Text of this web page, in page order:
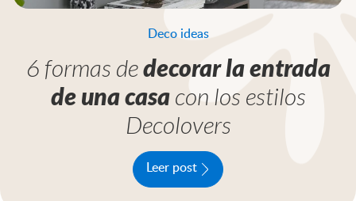
Deco ideas
6 formas dedecorar la entrada
de una casacon los estilos
Decolovers
Leer post